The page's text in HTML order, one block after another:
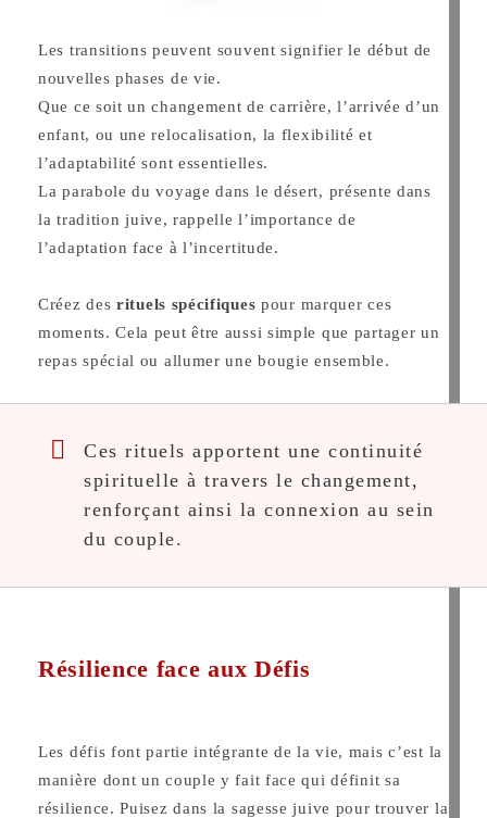
Les transitions peuvent souvent signifier le début de
nouvelles phases de vie.
Que ce soit un changement de carrière, l’arrivée d’un
enfant, ou une relocalisation, la flexibilité et
l’adaptabilité sont essentielles.
La parabole du voyage dans le désert, présente dans
la tradition juive, rappelle l’importance de
l’adaptation face à l’incertitude.
Créez des rituels spécifiques pour marquer ces
moments. Cela peut être aussi simple que partager un
repas spécial ou allumer une bougie ensemble.
Ces rituels apportent une continuité
spirituelle à travers le changement,
renforçant ainsi la connexion au sein
du couple.
Résilience face aux Défis
Les défis font partie intégrante de la vie, mais c’est la
manière dont un couple y fait face qui définit sa
résilience. Puisez dans la sagesse juive pour trouver la